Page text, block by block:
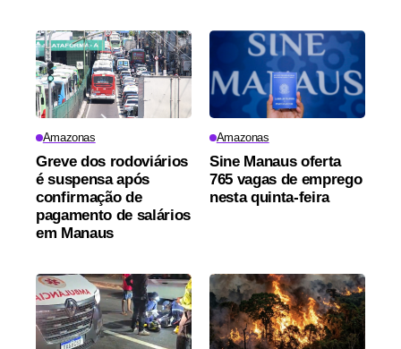
Amazonas
Greve dos rodoviários
é suspensa após
confirmação de
pagamento de salários
em Manaus
Amazonas
Sine Manaus oferta
765 vagas de emprego
nesta quinta-feira